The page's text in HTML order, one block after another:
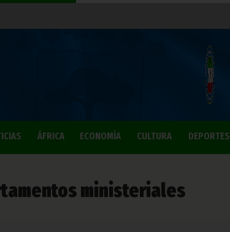
ÁFRICA ECONOMÍA CULTURA DEPORTES
ministeriales